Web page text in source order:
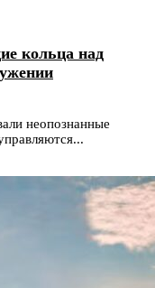
кольца над
неопознанные